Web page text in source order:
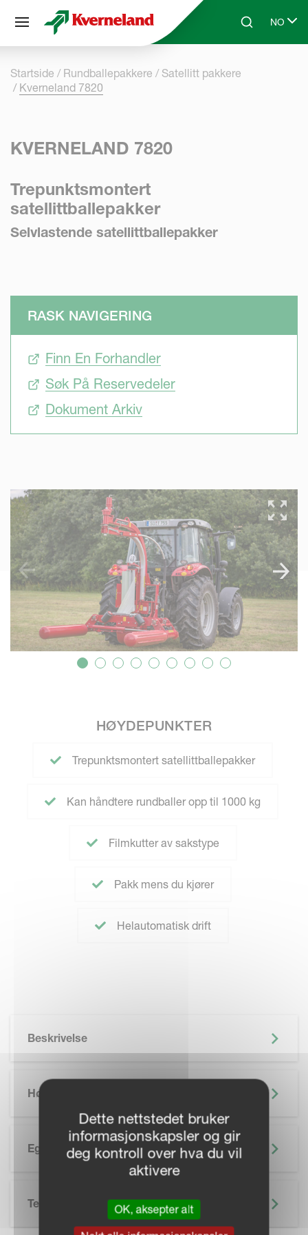
Skip to main contentSearchNO
Select
Startside Rundballepakkere
Satellitt pakkere
Kverneland 7820
KVERNELAND 7820
Trepunktsmontert
satellittballepakker
Selvlastende satellittballepakker
RASK NAVIGERING
Finn En Forhandler
Søk På Reservedeler
Dokument Arkiv
HØYDEPUNKTER
Trepunktsmontert satellittballepakker
Kan håndtere rundballer opp til 1000 kg
Filmkutter av sakstype
Pakk mens du kjører
Helautomatisk drift
Beskrivelse
Høydepunkter
Egenskaper
Tekniske Spesifikasjoner
Panel for informasjonskapsler
Dette nettstedet bruker
informasjonskapsler og gir
deg kontroll over hva du vil
aktivere
OK, aksepter alt